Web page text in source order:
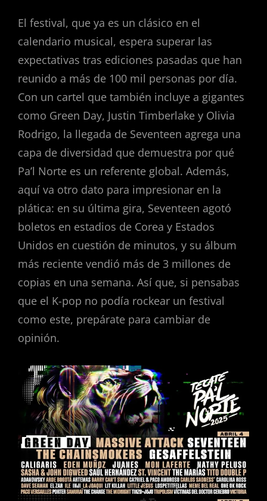
El festival, que ya es un clásico en el
calendario musical, espera superar las
expectativas tras ediciones pasadas que han
reunido a más de 100 mil personas por día.
Con un cartel que también incluye a gigantes
como Green Day, Justin Timberlake y Olivia
Rodrigo, la llegada de Seventeen agrega una
capa de diversidad que demuestra por qué
Pa’l Norte es un referente global. Además,
aquí va otro dato para impresionar en la
plática: en su última gira, Seventeen agotó
boletos en estadios de Corea y Estados
Unidos en cuestión de minutos, y su álbum
más reciente vendió más de 3 millones de
copias en una semana. Así que, si pensabas
que el K-pop no podía rockear un festival
como este, prepárate para cambiar de
opinión.